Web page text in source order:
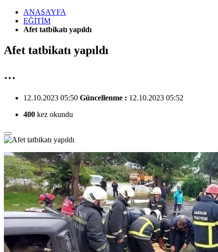
ANASAYFA
EĞİTİM
Afet tatbikatı yapıldı
Afet tatbikatı yapıldı
…
12.10.2023 05:50 Güncellenme : 12.10.2023 05:52
400 kez okundu